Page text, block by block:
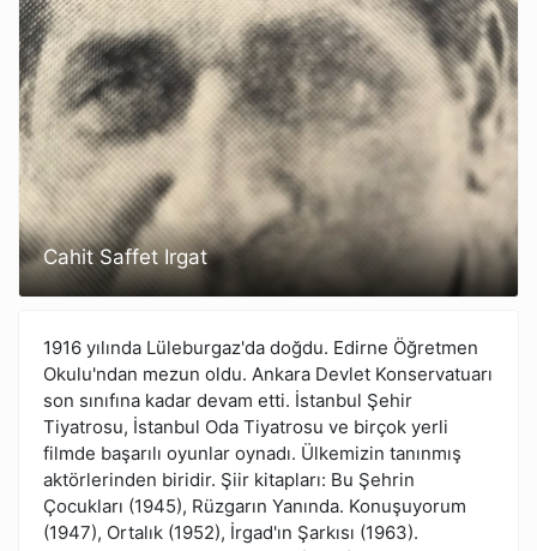
Cahit Saffet Irgat
1916 yılında Lüleburgaz'da doğdu. Edirne Öğretmen
Okulu'ndan mezun oldu. Ankara Devlet Konservatuarı
son sınıfına kadar devam etti. İstanbul Şehir
Tiyatrosu, İstanbul Oda Tiyatrosu ve birçok yerli
filmde başarılı oyunlar oynadı. Ülkemizin tanınmış
aktörlerinden biridir. Şiir kitapları: Bu Şehrin
Çocukları (1945), Rüzgarın Yanında. Konuşuyorum
(1947), Ortalık (1952), İrgad'ın Şarkısı (1963).